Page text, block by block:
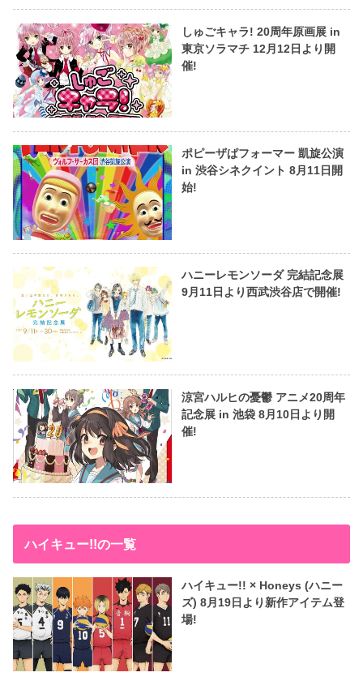
しゅごキャラ! 20周年原画展 in
東京ソラマチ 12月12日より開
催!
ポピーザぱフォーマー 凱旋公演
in 渋谷シネクイント 8月11日開
始!
ハニーレモンソーダ 完結記念展
9月11日より西武渋谷店で開催!
涼宮ハルヒの憂鬱 アニメ20周年
記念展 in 池袋 8月10日より開
催!
ハイキュー!!の一覧
ハイキュー!! × Honeys (ハニー
ズ) 8月19日より新作アイテム登
場!